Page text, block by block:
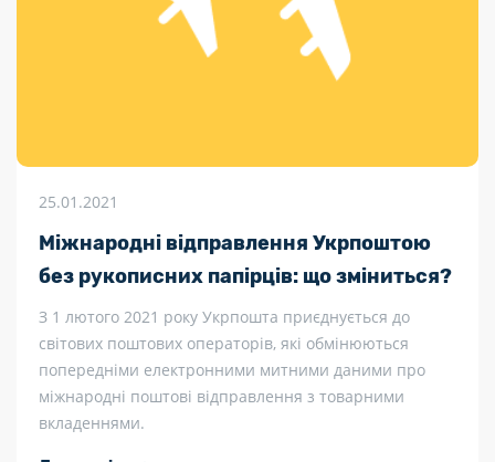
25.01.2021
Міжнародні відправлення Укрпоштою
без рукописних папірців: що зміниться?
З 1 лютого 2021 року Укрпошта приєднується до
світових поштових операторів, які обмінюються
попередніми електронними митними даними про
міжнародні поштові відправлення з товарними
вкладеннями.